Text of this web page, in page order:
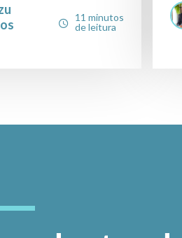
11 minutos
de leitura